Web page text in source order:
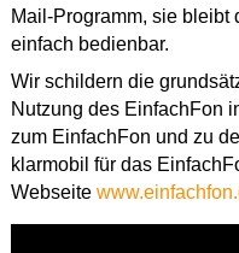
Mail-Programm, sie bleibt
einfach bedienbar.
Wir schildern die
Nutzung des EinfachFon
zum EinfachFon und zu
klarmobil für das
Webseite